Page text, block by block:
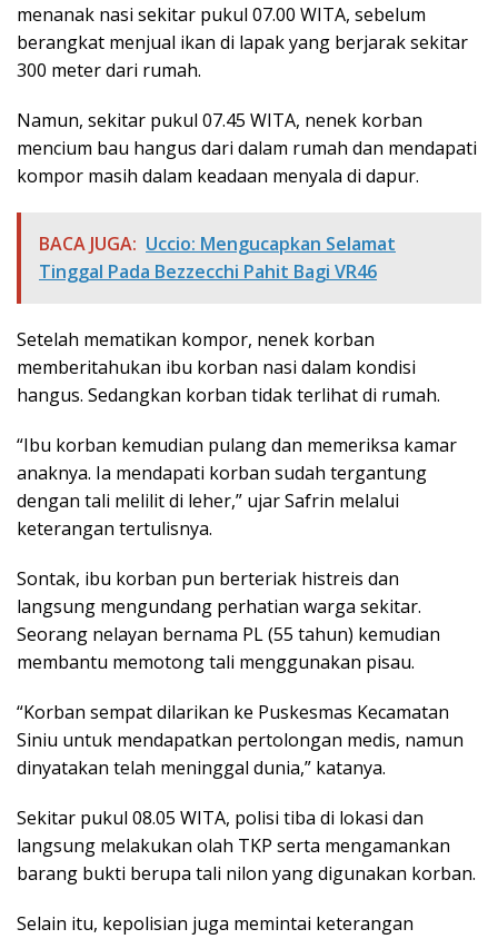
menanak nasi sekitar pukul 07.00 WITA, sebelum
berangkat menjual ikan di lapak yang berjarak sekitar
300 meter dari rumah.
Namun, sekitar pukul 07.45 WITA, nenek korban
mencium bau hangus dari dalam rumah dan mendapati
kompor masih dalam keadaan menyala di dapur.
BACA JUGA: Uccio: Mengucapkan Selamat
Tinggal Pada Bezzecchi Pahit Bagi VR46
Setelah mematikan kompor, nenek korban
memberitahukan ibu korban nasi dalam kondisi
hangus. Sedangkan korban tidak terlihat di rumah.
“Ibu korban kemudian pulang dan memeriksa kamar
anaknya. Ia mendapati korban sudah tergantung
dengan tali melilit di leher,” ujar Safrin melalui
keterangan tertulisnya.
Sontak, ibu korban pun berteriak histreis dan
langsung mengundang perhatian warga sekitar.
Seorang nelayan bernama PL (55 tahun) kemudian
membantu memotong tali menggunakan pisau.
“Korban sempat dilarikan ke Puskesmas Kecamatan
Siniu untuk mendapatkan pertolongan medis, namun
dinyatakan telah meninggal dunia,” katanya.
Sekitar pukul 08.05 WITA, polisi tiba di lokasi dan
langsung melakukan olah TKP serta mengamankan
barang bukti berupa tali nilon yang digunakan korban.
Selain itu, kepolisian juga memintai keterangan